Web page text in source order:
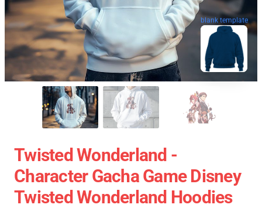
blank template
Twisted Wonderland -
Character Gacha Game Disney
Twisted Wonderland Hoodies